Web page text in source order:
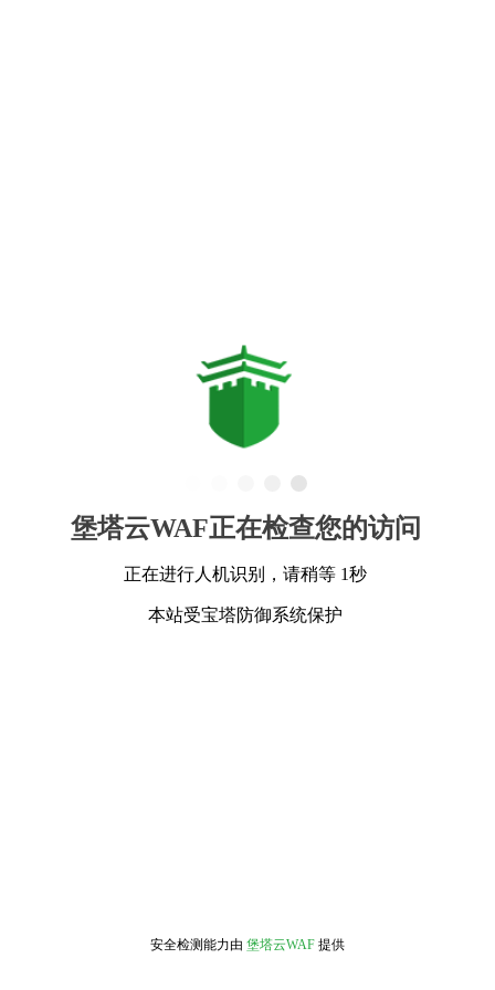
堡塔云WAF正在检查您的访问
正在进行人机识别，请稍等 1秒
本站受宝塔防御系统保护
安全检测能力由 堡塔云WAF 提供